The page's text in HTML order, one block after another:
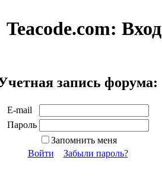
Teacode.com: Вход
запись форума:
E-mail
Пароль
Запомнить меня
Войти
Забыли пароль?